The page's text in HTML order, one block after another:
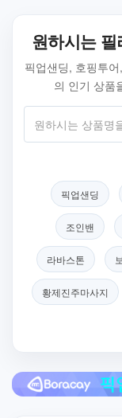
원하시는
픽업샌딩, 호핑투
의 인기 상품
픽업샌딩
조인밴
라바스톤
황제진주마사지